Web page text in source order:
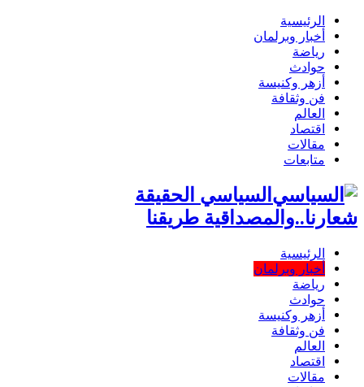
الرئيسية
أخبار وبرلمان
رياضة
حوادث
أزهر وكنيسة
فن وثقافة
العالم
اقتصاد
مقالات
متابعات
السياسي الحقيقة
شعارنا..والمصداقية طريقنا
الرئيسية
أخبار وبرلمان
رياضة
حوادث
أزهر وكنيسة
فن وثقافة
العالم
اقتصاد
مقالات